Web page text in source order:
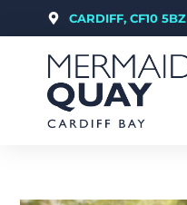
CARDIFF, CF10 5BZ